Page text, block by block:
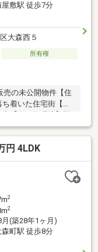
敷駅 徒歩7分
大森西５
所有権
売の未公開物件【住
着いた住宅街【医
う便利な生活圏
へ好アクセス【住
着いた住宅街【医
【買い物環境】駅
う便利な生活圏
へ好アクセス※室
なります。※駐車
円 4LDK
2
2
月(築28年1ヶ月)
町駅 徒歩8分